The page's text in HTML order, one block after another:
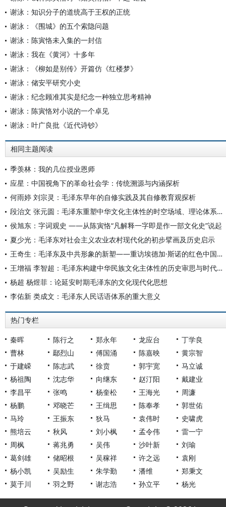
谢泳：知识分子的道统高于王权的正统
谢泳：《围城》的五个索隐问题
谢泳：陈寅恪未入集的一封信
谢泳：我在《黄河》十多年
谢泳：《柳如是别传》开篇仿《红楼梦》
谢泳：储安平研究小史
谢泳：纪念顾准其实是纪念一种独立思考精神
谢泳：陈寅恪对小说的一个卓见
谢泳：叶广良批《近代诗钞》
相同主题阅读
季羡林：我的几位授业恩师
应星：中国视角下的革命社会学：传统溯源与内涵探析
何雨婷 刘宗灵：毛泽东早年的自修实践及其自修教育观探析
段治文 张元圆：毛泽东重塑中华文化主体性的时空场域、理论体系及重要启示
侯旭东：字词观史 ——从陈寅恪“凡解释一字即是作一部文化史”说起
夏少光：毛泽东对社会主义农业农村现代化的初步擘画及历史启示
王奇生：毛泽东及中共形象的新塑——重访埃德加·斯诺的红色中国之旅
王增福 李智超：毛泽东构建中华民族文化主体性的历史审思与时代启示
杨超 杨煜菲：论延安时期毛泽东的文化现代化思想
李佑新 类成文：毛泽东人民话语体系的重大意义
热门专栏
秦晖 陈行之 郑永年 龙应台
丁学良
曹林
鄢烈山 傅国涌 陈嘉映
黄宗智
于建嵘
陈志武 徐贲 郭宇宽
马立诚
杨祖陶
沈志华 向继东 赵汀阳
戴建业
李昌平
张鸣 杨奎松 王海光
周濂
杨鹏
邓晓芒 王缉思 陈奉孝
郭世佑
马玲
王振东 狄马 袁伟时
史啸虎
熊培云
秋风 刘小枫 孟令伟
雷一宁
周枫
蒋兆勇 吴伟 沙叶新
刘瑜
葛剑雄
储昭根 吴稼祥 许之远
袁刚
杨小凯
吴励生 朱学勤 潘维
郑秉文
莫于川
羽之野 谢志浩 孙立平 杨光